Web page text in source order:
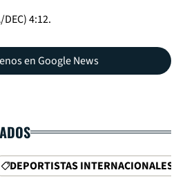
4:12.
en Google News
DEPORTISTAS INTERNACIONALES